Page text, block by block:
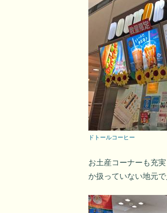
ドトールコーヒー
お土産コーナーも充
か扱っていない地元